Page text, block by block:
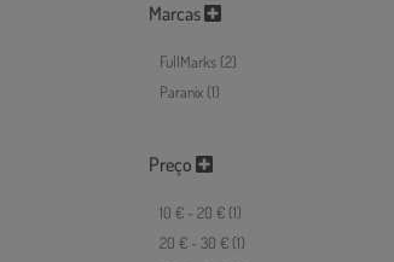
Marcas
FullMarks (2)
Paranix (1)
Preço
10 € - 20 € (1)
20 € - 30 € (1)